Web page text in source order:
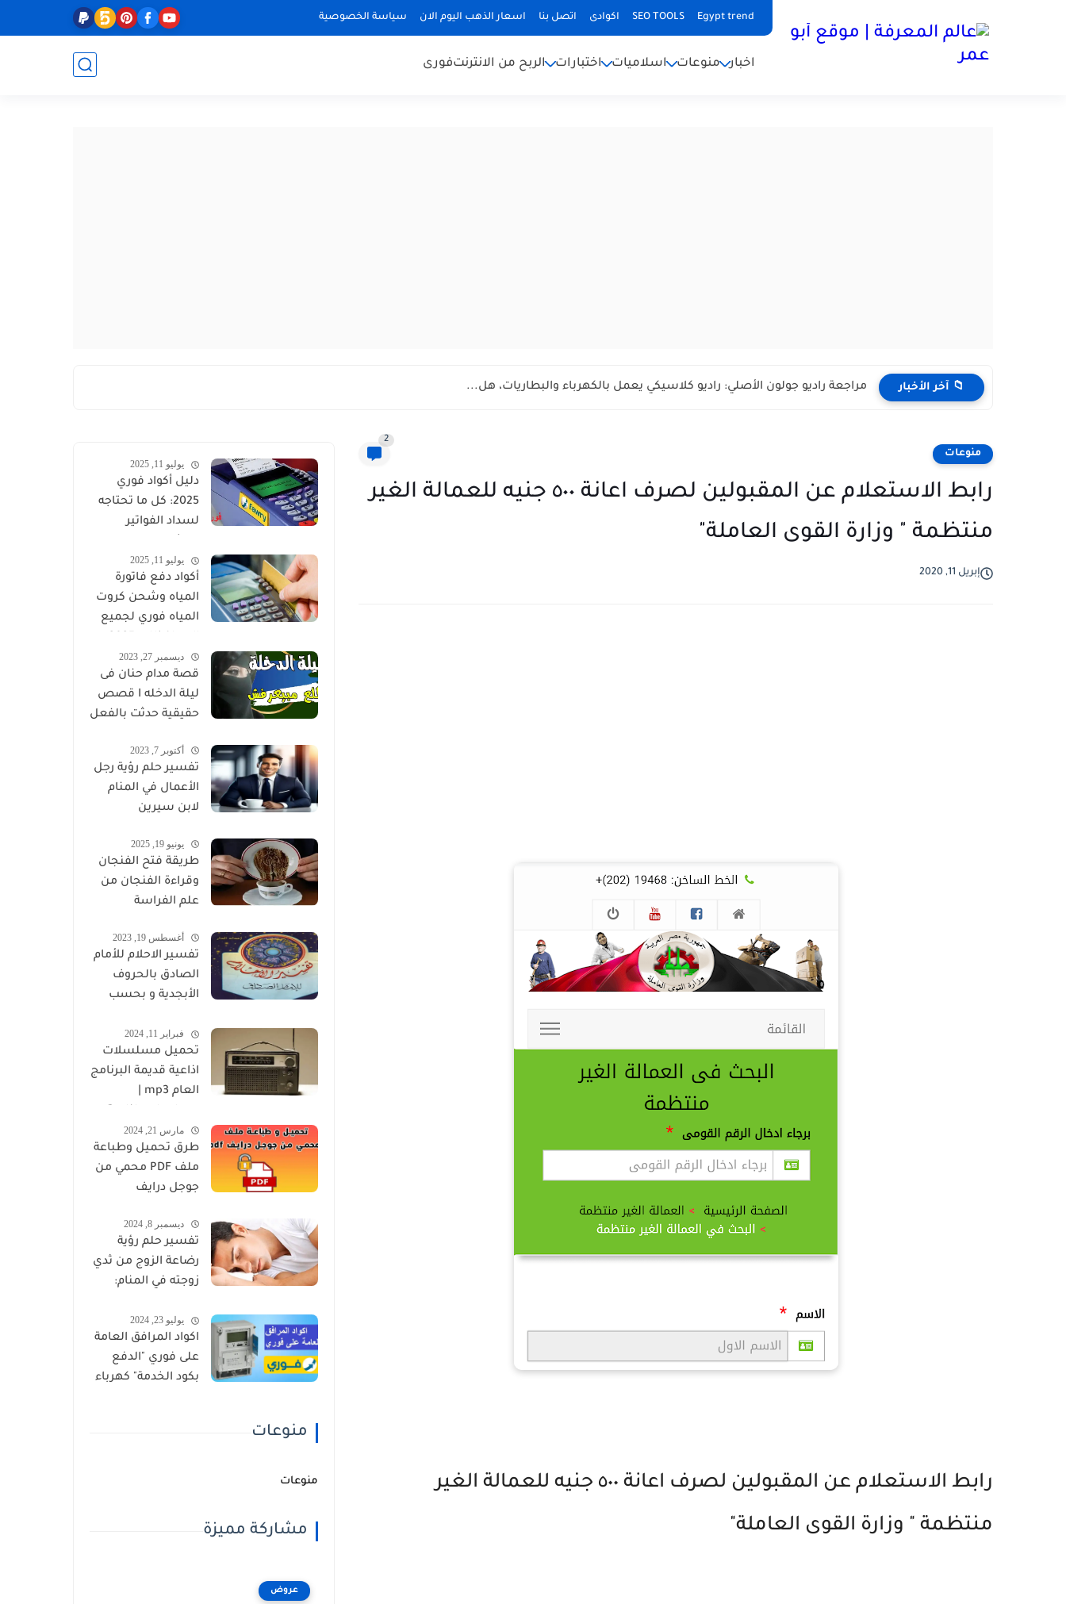
Egypt trend
SEO TOOLS اكوادى اتصل بنا اسعار الذهب اليوم الان سياسة الخصوصية
اخبار منوعات اسلاميات اختبارات الربح من الانترنتفورى
📁 آخر الأخبار مراجعة راديو جولون الأصلي: راديو كلاسيكي يعمل بالكهرباء والبطاريات، هل...
منوعات
2
رابط الاستعلام عن المقبولين لصرف اعانة ٥٠٠ جنيه للعمالة الغير
منتظمة " وزارة القوى العاملة"
إبريل 11, 2020
رابط الاستعلام عن المقبولين لصرف اعانة ٥٠٠ جنيه للعمالة الغير
منتظمة " وزارة القوى العاملة"
يوليو 11, 2025
دليل أكواد فوري
2025: كل ما تحتاجه
لسداد الفواتير
في مصر
يوليو 11, 2025
أكواد دفع فاتورة
المياه وشحن كروت
المياه فوري لجميع
ديسمبر 27, 2023
قصة مدام حنان فى
ليلة الدخله I قصص
حقيقية حدثت بالفعل
أكتوبر 7, 2023
تفسير حلم رؤية رجل
الأعمال في المنام
لابن سيرين
يونيو 19, 2025
طريقة فتح الفنجان
وقراءة الفنجان من
علم الفراسة
أغسطس 19, 2023
تفسير الاحلام للأمام
الصادق بالحروف
الأبجدية و بحسب
فبراير 11, 2024
تحميل مسلسلات
اذاعية قديمة البرنامج
كاملة برابط واحد
مارس 21, 2024
طرق تحميل وطباعة
ملف PDF محمي من
جوجل درايف
ديسمبر 8, 2024
تفسير حلم رؤية
رضاعة الزوج من ثدي
زوجته في المنام:
والنفسية
يوليو 23, 2024
اكواد المرافق العامة
على فوري "الدفع
بكود الخدمة" كهرباء
منوعات
منوعات
مشاركة مميزة
عروض